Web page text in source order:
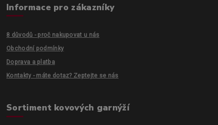
Informace pro zákazníky
8 důvodů - proč nakupovat u nás
Obchodní podmínky
Doprava a platba
Kontakty - máte dotaz? Zeptejte se nás
Sortiment kovových garnýží